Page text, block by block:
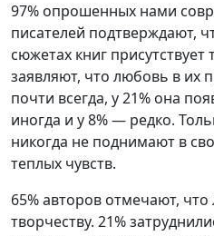
97% опрошенных нами
писателей подтверждают,
сюжетах книг
заявляют, что любовь в их
почти всегда, у 21% она
иногда и у 8% — редко.
никогда не поднимают в
теплых чувств.
65% авторов отмечают,
творчеству. 21%